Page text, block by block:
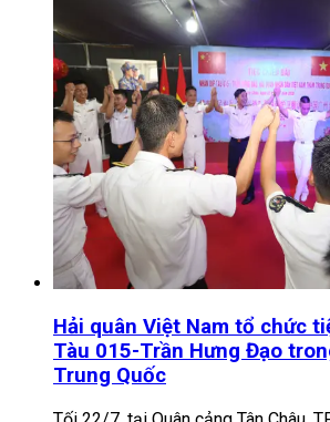
Hải quân Việt Nam tổ chức
Tàu 015-Trần Hưng Đạo
Trung Quốc